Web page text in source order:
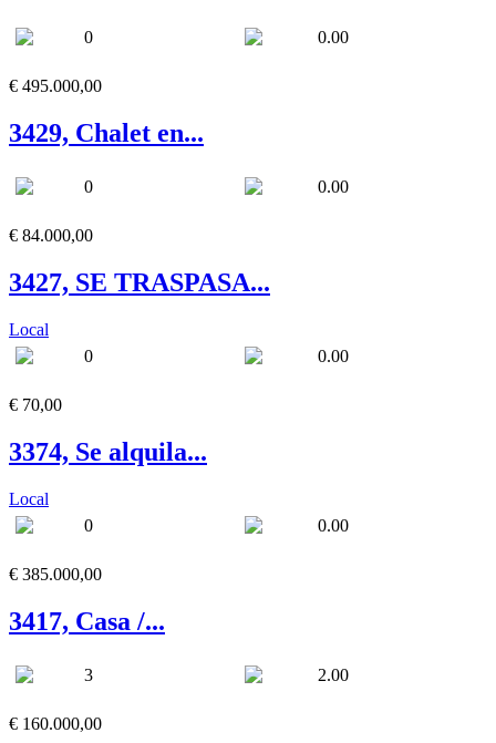
0 0.00
€ 495.000,00
3429, Chalet en...
0 0.00
€ 84.000,00
3427, SE TRASPASA...
Local
0
0.00
€ 70,00
3374, Se alquila...
Local
0
0.00
€ 385.000,00
3417, Casa /...
3 2.00
€ 160.000,00